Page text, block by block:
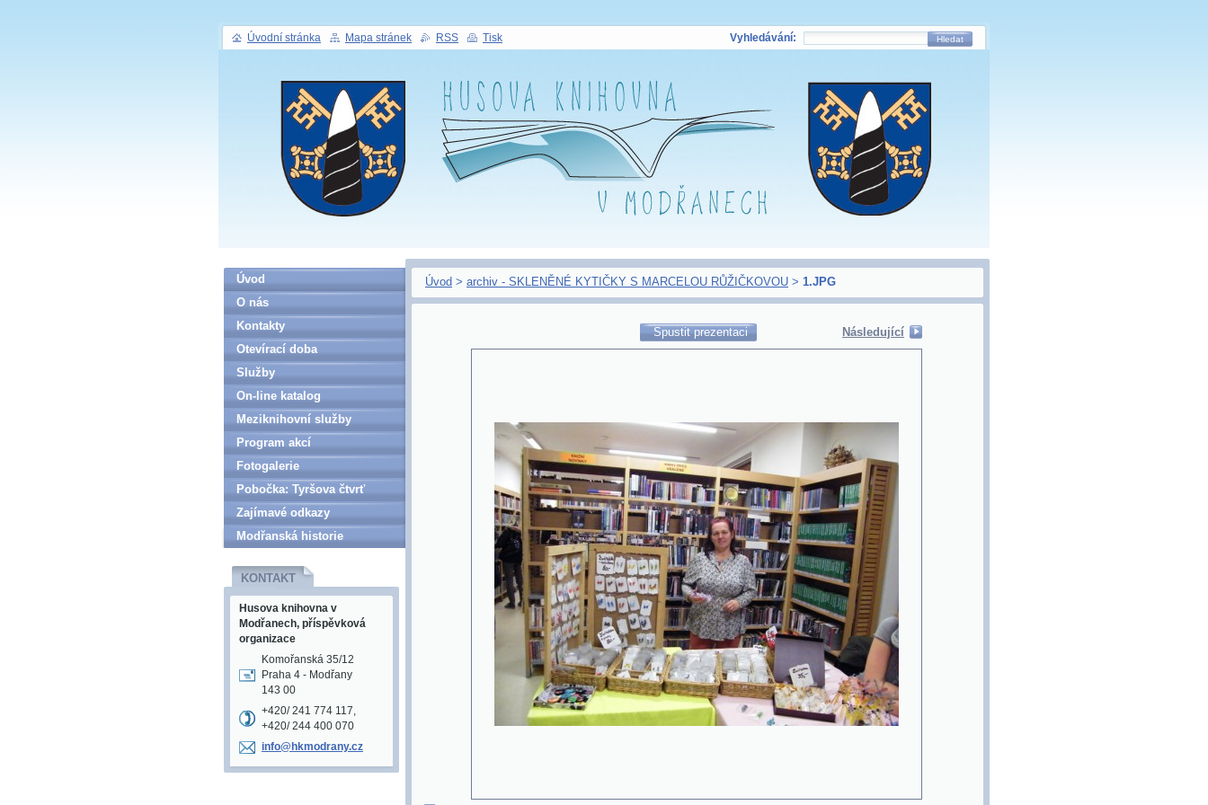
Úvod > archiv - SKLENĚNÉ KYTIČKY S MARCELOU RŮŽIČKOVOU > 1.JPG
Spustit prezentaci Následující
Úvod
O nás
Kontakty
Otevírací doba
Služby
On-line katalog
Meziknihovní služby
Program akcí
Fotogalerie
Pobočka: Tyršova čtvrť
Zajímavé odkazy
Modřanská historie
KONTAKT
Husova knihovna v
Modřanech, příspěvková
organizace
Komořanská 35/12
Praha 4 - Modřany
143 00
+420/ 241 774 117,
+420/ 244 400 070
info@hkmodrany.cz
Úvodní stránka Mapa stránek RSS Tisk Vyhledávání: Hledat